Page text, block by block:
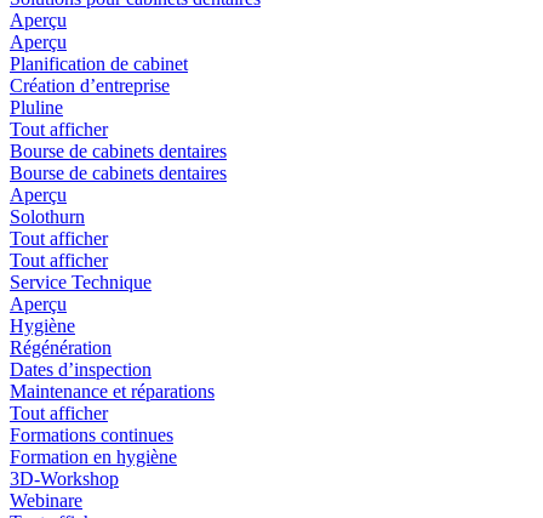
Aperçu
Aperçu
Planification de cabinet
Création d’entreprise
Pluline
Tout afficher
Bourse de cabinets dentaires
Bourse de cabinets dentaires
Aperçu
Solothurn
Tout afficher
Tout afficher
Service Technique
Aperçu
Hygiène
Régénération
Dates d’inspection
Maintenance et réparations
Tout afficher
Formations continues
Formation en hygiène
3D-Workshop
Webinare